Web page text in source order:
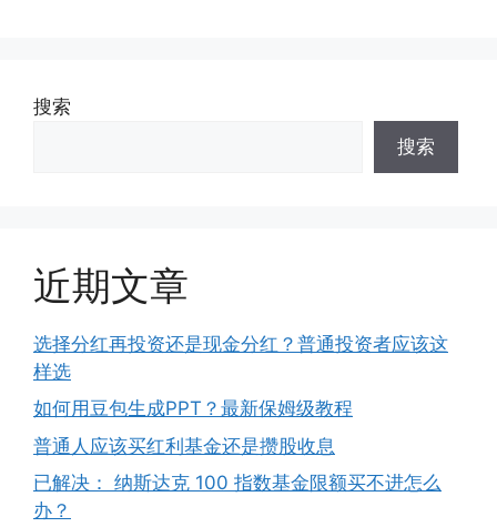
搜索
搜索
近期文章
选择分红再投资还是现金分红？普通投资者应该这
样选
如何用豆包生成PPT？最新保姆级教程
普通人应该买红利基金还是攒股收息
已解决： 纳斯达克 100 指数基金限额买不进怎么
办？